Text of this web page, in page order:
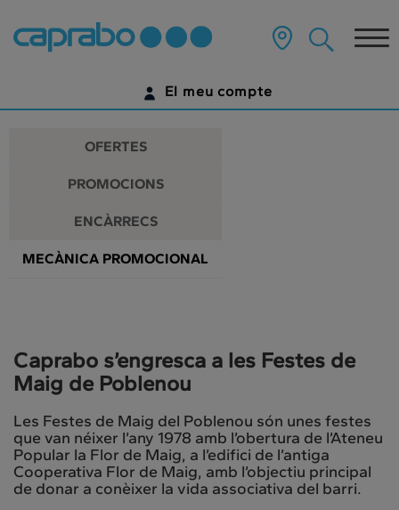
Promocions
descomptes
als
nostres
supermercats
contingut
pàgina
El meu compte
ENCARA NO TENS UN COMPTE DIGITAL?
OFERTES
PROMOCIONS
ENCÀRRECS
MECÀNICA PROMOCIONAL
Caprabo s’engresca a les Festes de
Maig de Poblenou
Les Festes de Maig del Poblenou són unes festes
que van néixer l’any 1978 amb l’obertura de l’Ateneu
Popular la Flor de Maig, a l’edifici de l’antiga
Cooperativa Flor de Maig, amb l’objectiu principal
de donar a conèixer la vida associativa del barri.